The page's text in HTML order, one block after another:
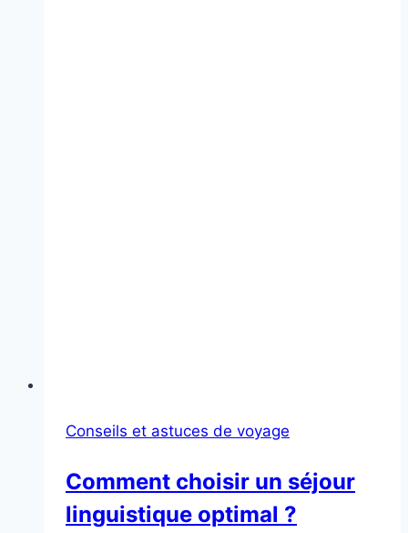
Conseils et astuces de voyage
Comment choisir un séjour
linguistique optimal ?